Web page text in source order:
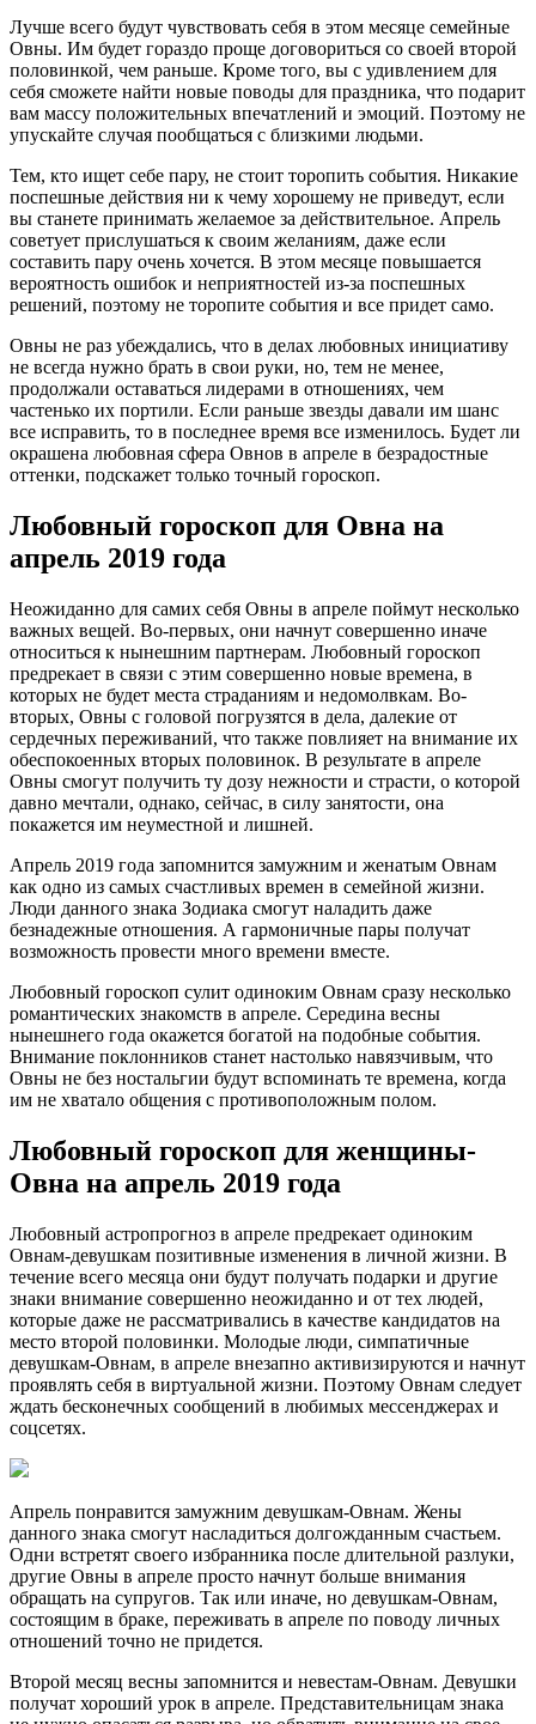
Лучше всего будут чувствовать себя в этом месяце семейные
Овны. Им будет гораздо проще договориться со своей второй
половинкой, чем раньше. Кроме того, вы с удивлением для
себя сможете найти новые поводы для праздника, что подарит
вам массу положительных впечатлений и эмоций. Поэтому не
упускайте случая пообщаться с близкими людьми.
Тем, кто ищет себе пару, не стоит торопить события. Никакие
поспешные действия ни к чему хорошему не приведут, если
вы станете принимать желаемое за действительное. Апрель
советует прислушаться к своим желаниям, даже если
составить пару очень хочется. В этом месяце повышается
вероятность ошибок и неприятностей из-за поспешных
решений, поэтому не торопите события и все придет само.
Овны не раз убеждались, что в делах любовных инициативу
не всегда нужно брать в свои руки, но, тем не менее,
продолжали оставаться лидерами в отношениях, чем
частенько их портили. Если раньше звезды давали им шанс
все исправить, то в последнее время все изменилось. Будет ли
окрашена любовная сфера Овнов в апреле в безрадостные
оттенки, подскажет только точный гороскоп.
Любовный гороскоп для Овна на
апрель 2019 года
Неожиданно для самих себя Овны в апреле поймут несколько
важных вещей. Во-первых, они начнут совершенно иначе
относиться к нынешним партнерам. Любовный гороскоп
предрекает в связи с этим совершенно новые времена, в
которых не будет места страданиям и недомолвкам. Во-
вторых, Овны с головой погрузятся в дела, далекие от
сердечных переживаний, что также повлияет на внимание их
обеспокоенных вторых половинок. В результате в апреле
Овны смогут получить ту дозу нежности и страсти, о которой
давно мечтали, однако, сейчас, в силу занятости, она
покажется им неуместной и лишней.
Апрель 2019 года запомнится замужним и женатым Овнам
как одно из самых счастливых времен в семейной жизни.
Люди данного знака Зодиака смогут наладить даже
безнадежные отношения. А гармоничные пары получат
возможность провести много времени вместе.
Любовный гороскоп сулит одиноким Овнам сразу несколько
романтических знакомств в апреле. Середина весны
нынешнего года окажется богатой на подобные события.
Внимание поклонников станет настолько навязчивым, что
Овны не без ностальгии будут вспоминать те времена, когда
им не хватало общения с противоположным полом.
Любовный гороскоп для женщины-
Овна на апрель 2019 года
Любовный астропрогноз в апреле предрекает одиноким
Овнам-девушкам позитивные изменения в личной жизни. В
течение всего месяца они будут получать подарки и другие
знаки внимание совершенно неожиданно и от тех людей,
которые даже не рассматривались в качестве кандидатов на
место второй половинки. Молодые люди, симпатичные
девушкам-Овнам, в апреле внезапно активизируются и начнут
проявлять себя в виртуальной жизни. Поэтому Овнам следует
ждать бесконечных сообщений в любимых мессенджерах и
соцсетях.
Апрель понравится замужним девушкам-Овнам. Жены
данного знака смогут насладиться долгожданным счастьем.
Одни встретят своего избранника после длительной разлуки,
другие Овны в апреле просто начнут больше внимания
обращать на супругов. Так или иначе, но девушкам-Овнам,
состоящим в браке, переживать в апреле по поводу личных
отношений точно не придется.
Второй месяц весны запомнится и невестам-Овнам. Девушки
получат хороший урок в апреле. Представительницам знака